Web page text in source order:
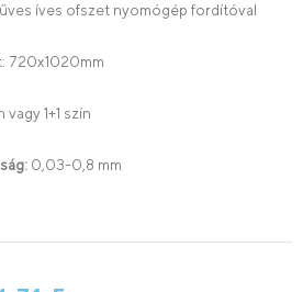
íves ofszet nyomógép fordítóval
1+1 szín
0,03-0,8 mm